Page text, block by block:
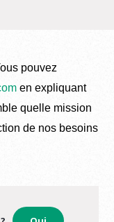
pouvez
en expliquant
quelle mission
de nos besoins